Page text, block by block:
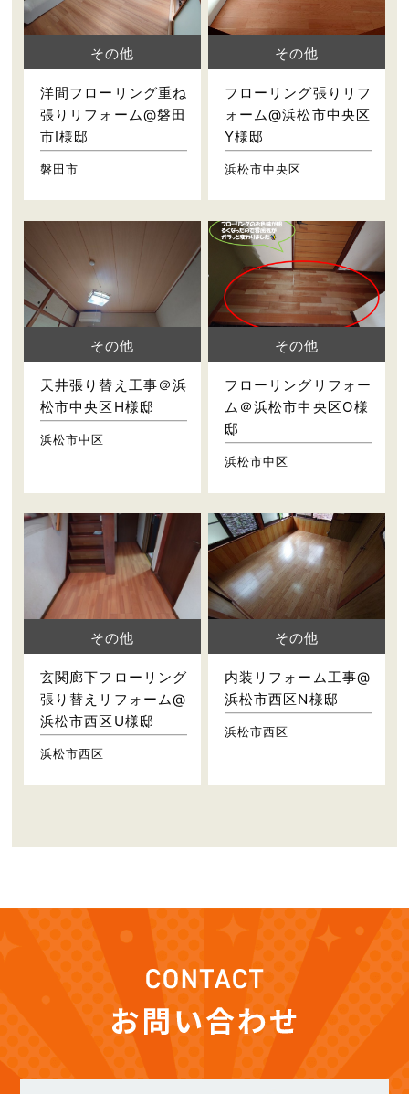
その他
洋間フローリング重ね
張りリフォーム@磐田
市I様邸
磐田市
その他
フローリング張りリフ
ォーム@浜松市中央区
Y様邸
浜松市中央区
その他
天井張り替え工事＠浜
松市中央区H様邸
浜松市中区
その他
フローリングリフォー
ム＠浜松市中央区O様
邸
浜松市中区
その他
玄関廊下フローリング
張り替えリフォーム@
浜松市西区U様邸
浜松市西区
その他
内装リフォーム工事@
浜松市西区N様邸
浜松市西区